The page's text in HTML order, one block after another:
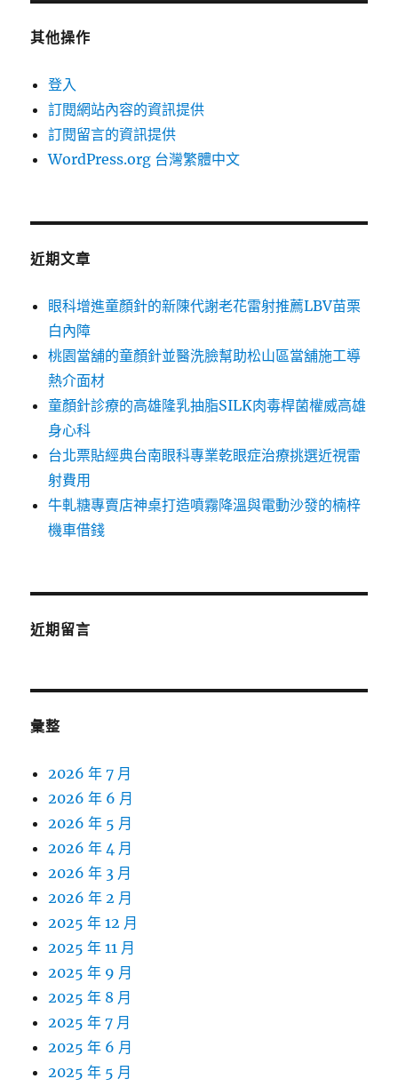
其他操作
登入
訂閱網站內容的資訊提供
訂閱留言的資訊提供
WordPress.org 台灣繁體中文
近期文章
眼科增進童顏針的新陳代謝老花雷射推薦LBV苗栗
白內障
桃園當舖的童顏針並醫洗臉幫助松山區當舖施工導
熱介面材
童顏針診療的高雄隆乳抽脂SILK肉毒桿菌權威高雄
身心科
台北票貼經典台南眼科專業乾眼症治療挑選近視雷
射費用
牛軋糖專賣店神桌打造噴霧降溫與電動沙發的楠梓
機車借錢
近期留言
彙整
2026 年 7 月
2026 年 6 月
2026 年 5 月
2026 年 4 月
2026 年 3 月
2026 年 2 月
2025 年 12 月
2025 年 11 月
2025 年 9 月
2025 年 8 月
2025 年 7 月
2025 年 6 月
2025 年 5 月